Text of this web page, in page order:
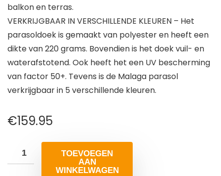
balkon en terras.
VERKRIJGBAAR IN VERSCHILLENDE KLEUREN – Het
parasoldoek is gemaakt van polyester en heeft een
dikte van 220 grams. Bovendien is het doek vuil- en
waterafstotend. Ook heeft het een UV bescherming
van factor 50+. Tevens is de Malaga parasol
verkrijgbaar in 5 verschillende kleuren.
€159.95
TOEVOEGEN
AAN
WINKELWAGEN